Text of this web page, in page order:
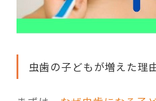
虫歯の子どもが増えた理